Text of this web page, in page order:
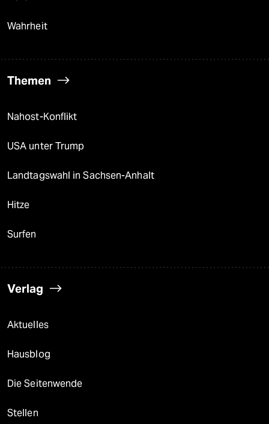
Wahrheit
Themen
Nahost-Konflikt
USA unter Trump
Landtagswahl in Sachsen-Anhalt
Hitze
Surfen
Verlag
Aktuelles
Hausblog
Die Seitenwende
Stellen